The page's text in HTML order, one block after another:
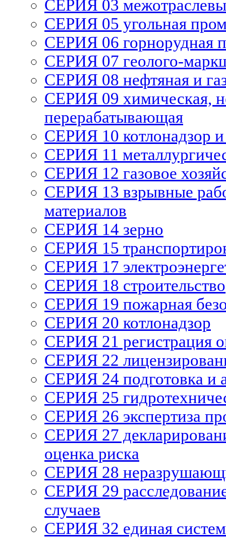
СЕРИЯ 03
СЕРИЯ 05 угольная
СЕРИЯ 06 горнорудная
СЕРИЯ 07 геолого-
СЕРИЯ 08 нефтяная и
СЕРИЯ 09 химическая,
перерабатывающая
СЕРИЯ 10 котлонадзор
СЕРИЯ 11
СЕРИЯ 12 газовое
СЕРИЯ 13 взрывные
материалов
СЕРИЯ 14 зерно
СЕРИЯ 15
СЕРИЯ 17
СЕРИЯ 18 строительство
СЕРИЯ 19 пожарная
СЕРИЯ 20 котлонадзор
СЕРИЯ 21 регистрация
СЕРИЯ 22
СЕРИЯ 24 подготовка и
СЕРИЯ 25
СЕРИЯ 26 экспертиза
СЕРИЯ 27
оценка риска
СЕРИЯ 28
СЕРИЯ 29
случаев
СЕРИЯ 32 единая